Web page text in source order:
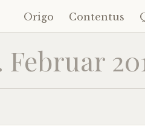
Zum
Inhalt
springen
Origo Contentus
Februar